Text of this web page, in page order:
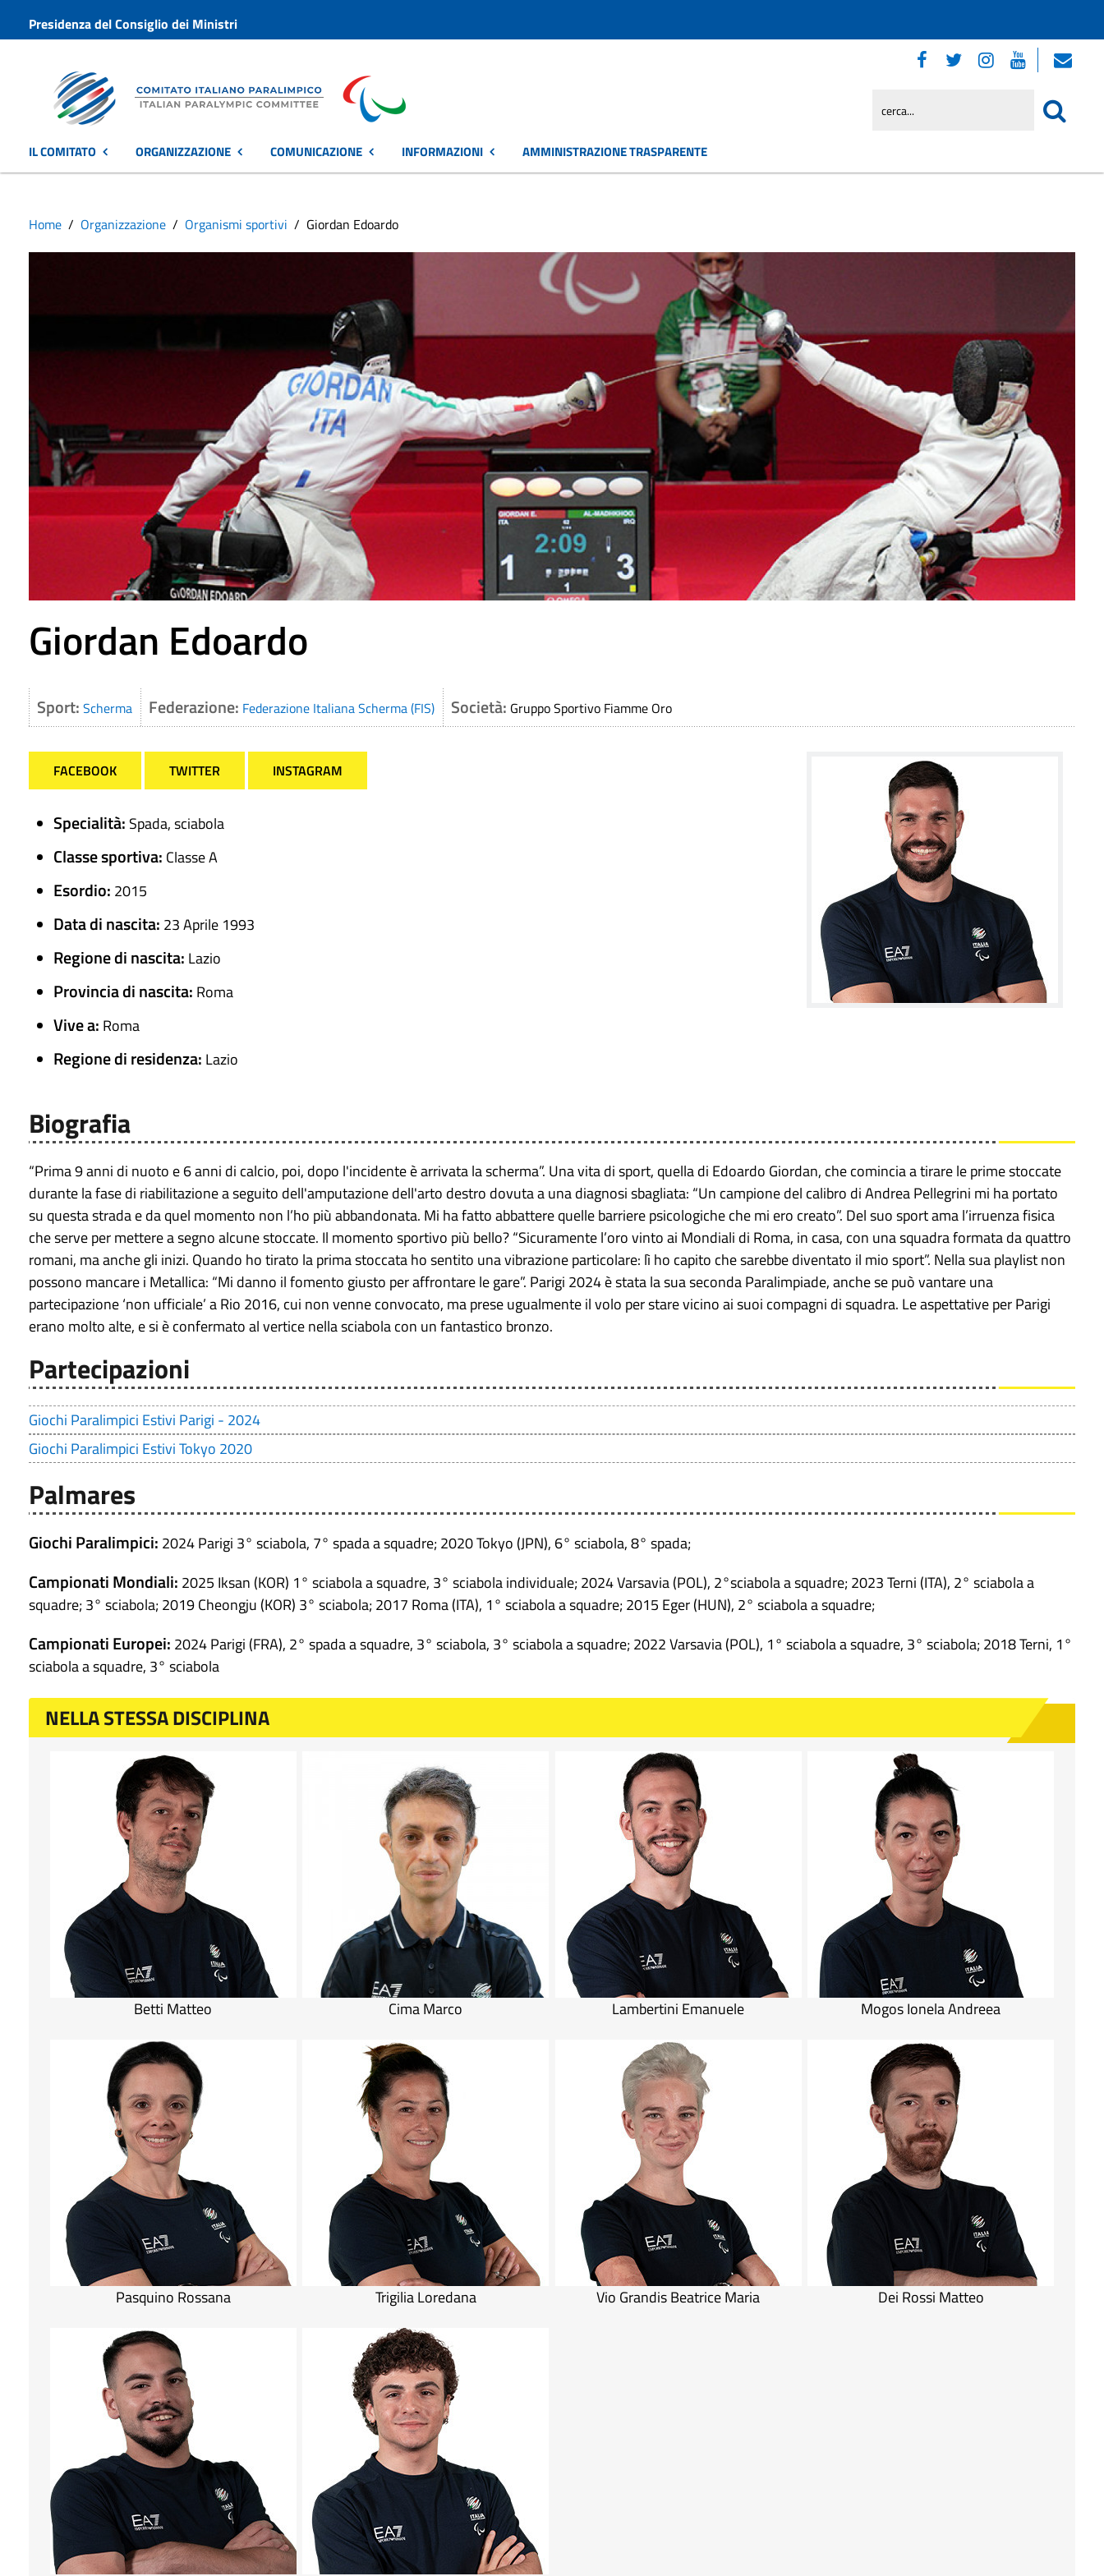
Presidenza del Consiglio dei Ministri
IL COMITATO ORGANIZZAZIONE COMUNICAZIONE INFORMAZIONI AMMINISTRAZIONE TRASPARENTE
Home Organizzazione Organismi sportivi Giordan Edoardo
Giordan Edoardo
Sport: Scherma Federazione: Federazione Italiana Scherma (FIS) Società: Gruppo Sportivo Fiamme Oro
FACEBOOK TWITTER INSTAGRAM
Specialità: Spada, sciabola
Classe sportiva: Classe A
Esordio: 2015
Data di nascita: 23 Aprile 1993
Regione di nascita: Lazio
Provincia di nascita: Roma
Vive a: Roma
Regione di residenza: Lazio
Biografia
“Prima 9 anni di nuoto e 6 anni di calcio, poi, dopo l'incidente è arrivata la scherma”. Una vita di sport, quella di Edoardo Giordan, che comincia a tirare le prime stoccate
durante la fase di riabilitazione a seguito dell'amputazione dell'arto destro dovuta a una diagnosi sbagliata: “Un campione del calibro di Andrea Pellegrini mi ha portato
su questa strada e da quel momento non l’ho più abbandonata. Mi ha fatto abbattere quelle barriere psicologiche che mi ero creato”. Del suo sport ama l’irruenza fisica
che serve per mettere a segno alcune stoccate. Il momento sportivo più bello? “Sicuramente l’oro vinto ai Mondiali di Roma, in casa, con una squadra formata da quattro
romani, ma anche gli inizi. Quando ho tirato la prima stoccata ho sentito una vibrazione particolare: lì ho capito che sarebbe diventato il mio sport”. Nella sua playlist non
possono mancare i Metallica: “Mi danno il fomento giusto per affrontare le gare”. Parigi 2024 è stata la sua seconda Paralimpiade, anche se può vantare una
partecipazione ‘non ufficiale’ a Rio 2016, cui non venne convocato, ma prese ugualmente il volo per stare vicino ai suoi compagni di squadra. Le aspettative per Parigi
erano molto alte, e si è confermato al vertice nella sciabola con un fantastico bronzo.
Partecipazioni
Giochi Paralimpici Estivi Parigi - 2024
Giochi Paralimpici Estivi Tokyo 2020
Palmares
Giochi Paralimpici: 2024 Parigi 3° sciabola, 7° spada a squadre; 2020 Tokyo (JPN), 6° sciabola, 8° spada;
Campionati Mondiali: 2025 Iksan (KOR) 1° sciabola a squadre, 3° sciabola individuale; 2024 Varsavia (POL), 2°sciabola a squadre; 2023 Terni (ITA), 2° sciabola a
squadre; 3° sciabola; 2019 Cheongju (KOR) 3° sciabola; 2017 Roma (ITA), 1° sciabola a squadre; 2015 Eger (HUN), 2° sciabola a squadre;
Campionati Europei: 2024 Parigi (FRA), 2° spada a squadre, 3° sciabola, 3° sciabola a squadre; 2022 Varsavia (POL), 1° sciabola a squadre, 3° sciabola; 2018 Terni, 1°
sciabola a squadre, 3° sciabola
NELLA STESSA DISCIPLINA
Betti Matteo Cima Marco Lambertini Emanuele Mogos Ionela Andreea
Pasquino Rossana Trigilia Loredana Vio Grandis Beatrice Maria Dei Rossi Matteo